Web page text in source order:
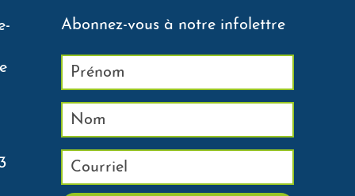
Abonnez-vous à notre infolettre